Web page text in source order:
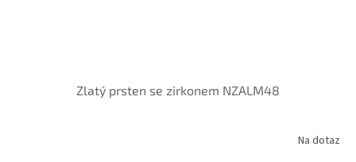
Zlatý prsten se zirkonem NZALM48
Na dotaz